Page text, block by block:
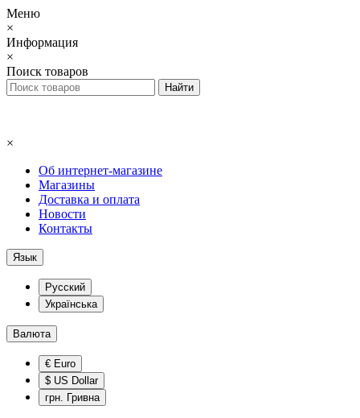
Меню
×
Информация
×
Поиск товаров
×
Об интернет-магазине
Магазины
Доставка и оплата
Новости
Контакты
Язык
Русский
Українська
Валюта
€ Euro
$ US Dollar
грн. Гривна